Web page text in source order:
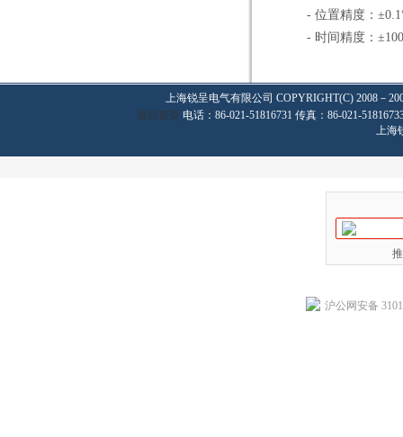
- 位置精度：
- 时间精度：
上海锐呈电气有限公司 COPYRIGHT(C) 2008－
返回首页 电话：86-021-51816731 传真：86-021-
上海
沪公网安备